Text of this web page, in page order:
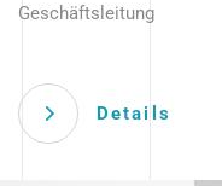
Geschäftsleitung
Details